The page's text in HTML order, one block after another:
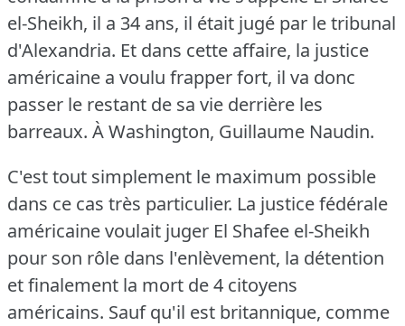
el-Sheikh, il a 34 ans, il était jugé par le tribunal
d'Alexandria. Et dans cette affaire, la justice
américaine a voulu frapper fort, il va donc
passer le restant de sa vie derrière les
barreaux. À Washington, Guillaume Naudin.
C'est tout simplement le maximum possible
dans ce cas très particulier. La justice fédérale
américaine voulait juger El Shafee el-Sheikh
pour son rôle dans l'enlèvement, la détention
et finalement la mort de 4 citoyens
américains. Sauf qu'il est britannique, comme